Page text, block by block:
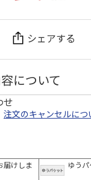
シェアする
について
せ
注文のキャンセルにつ
届けしま
ゆう